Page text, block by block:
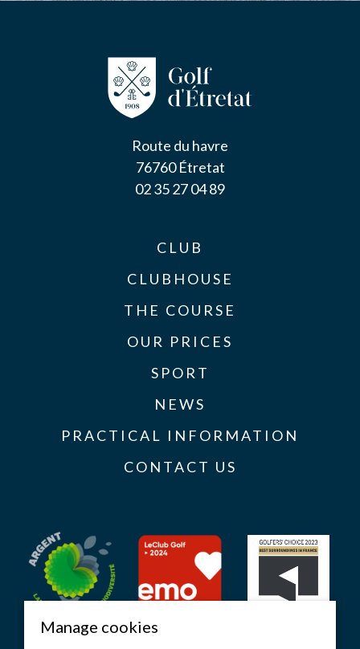
Route du havre
76760 Étretat
02 35 27 04 89
CLUB
CLUBHOUSE
THE COURSE
OUR PRICES
SPORT
NEWS
PRACTICAL INFORMATION
CONTACT US
Manage cookies